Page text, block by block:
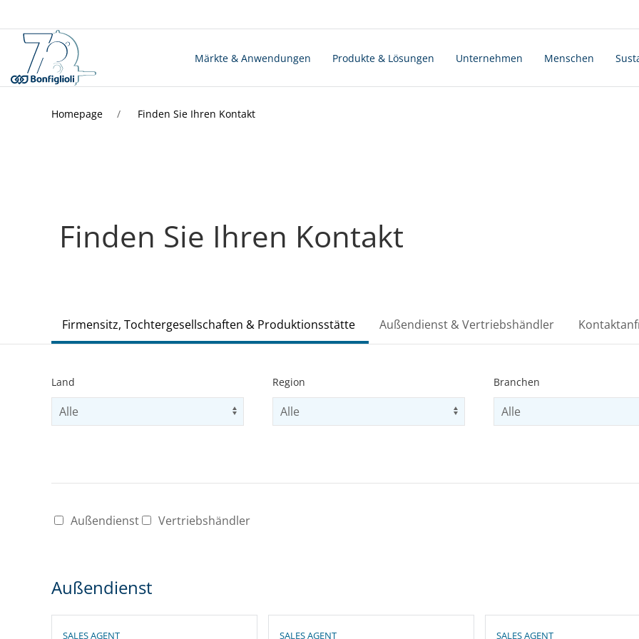
Märkte & Anwendungen Produkte & Lösungen Unternehmen Menschen
Homepage Finden Sie Ihren Kontakt
Finden Sie Ihren Kontakt
Firmensitz, Tochtergesellschaften & Produktionsstätte Außendienst & Vertriebshändler
Land
Select country Use arrow keys to navigate options
Region
Select region Use arrow keys to navigate
Branchen
Select business unit
AußendienstSelect to filter results
VertriebshändlerSelect to filter results
Außendienst
SALES AGENT SALES AGENT SALES AGENT